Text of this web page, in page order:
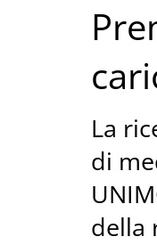
La
di
della